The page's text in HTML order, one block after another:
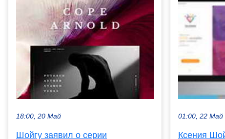
18:00, 20 Май
Шойгу заявил о серии
01:00, 22 Май
Ксения